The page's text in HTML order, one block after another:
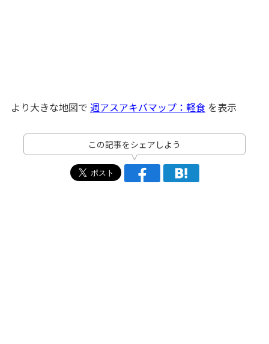
より大きな地図で 週アスアキバマップ：軽食を表示
この記事をシェアしよう